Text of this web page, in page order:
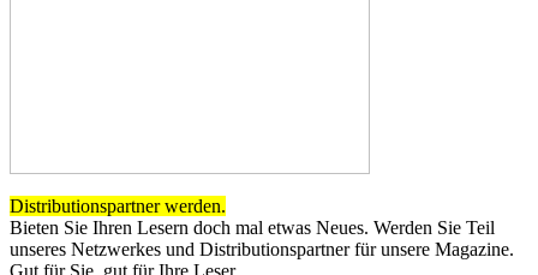
Distributionspartner werden.
Bieten Sie Ihren Lesern doch mal etwas Neues. Werden Sie Teil
unseres Netzwerkes und Distributionspartner für unsere Magazine.
Gut für Sie, gut für Ihre Leser.